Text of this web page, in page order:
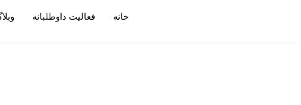
خانه فعالیت داوطلبانه